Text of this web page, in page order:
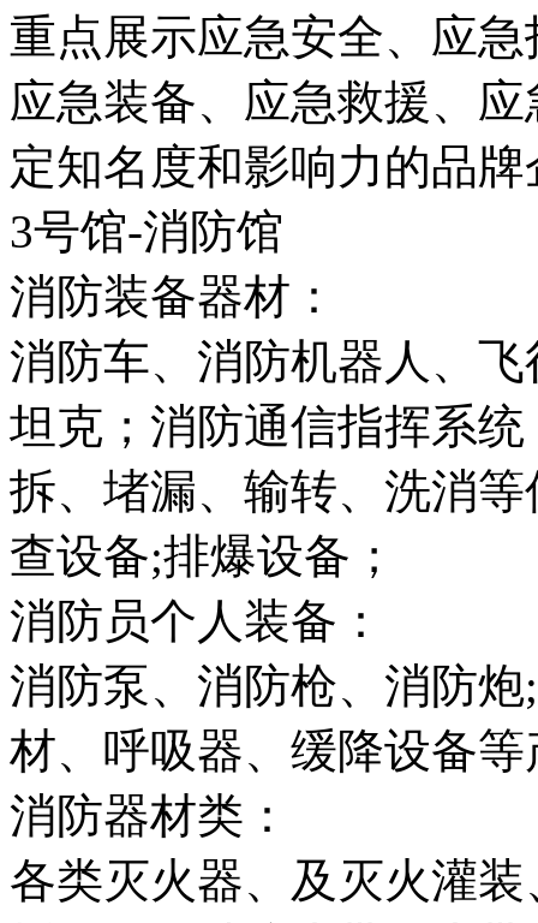
重点展示应急安全、应
应急装备、应急救援、
定知名度和影响力的品
3号馆-消防馆
消防装备器材：
消防车、消防机器人、
坦克；消防通信指挥系
拆、堵漏、输转、洗消
查设备;排爆设备；
消防员个人装备：
消防泵、消防枪、消防
材、呼吸器、缓降设备等
消防器材类：
各类灭火器、及灭火灌